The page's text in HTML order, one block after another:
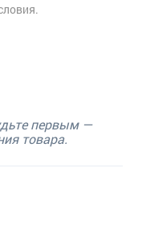
первым —
товара.